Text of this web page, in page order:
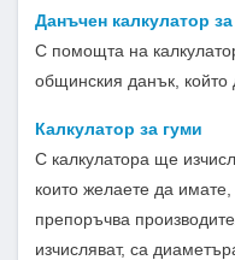
Данъчен калкулатор
С помощта на
общинския данък, който
Калкулатор за гуми
С калкулатора ще
които желаете да
препоръчва
изчисляват, са